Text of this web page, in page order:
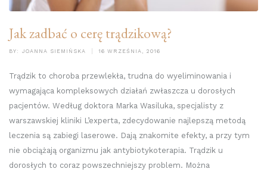
Jak zadbać o cerę trądzikową?
BY: JOANNA SIEMIŃSKA 16 WRZEŚNIA, 2016
Trądzik to choroba przewlekła, trudna do wyeliminowania i
wymagająca kompleksowych działań zwłaszcza u dorosłych
pacjentów. Według doktora Marka Wasiluka, specjalisty z
warszawskiej kliniki L’experta, zdecydowanie najlepszą metodą
leczenia są zabiegi laserowe. Dają znakomite efekty, a przy tym
nie obciążają organizmu jak antybiotykoterapia. Trądzik u
dorosłych to coraz powszechniejszy problem. Można